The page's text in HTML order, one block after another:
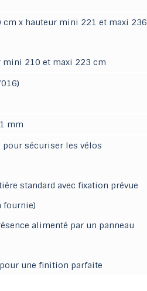
cm x hauteur mini 221 et maxi 236
mini 210 et maxi 223 cm
mm
pour sécuriser les vélos
standard avec fixation prévue
fournie)
alimenté par un panneau
une finition parfaite